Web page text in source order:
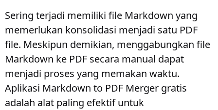
Sering terjadi memiliki file Markdown yang
memerlukan konsolidasi menjadi satu PDF
file. Meskipun demikian, menggabungkan file
Markdown ke PDF secara manual dapat
menjadi proses yang memakan waktu.
Aplikasi Markdown to PDF Merger gratis
adalah alat paling efektif untuk